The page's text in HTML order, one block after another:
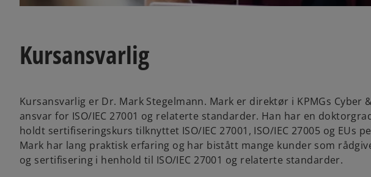
Kursansvarlig
Kursansvarlig er Dr. Mark Stegelmann. Mark er direktør i KPMGs Cyber
ansvar for ISO/IEC 27001 og relaterte standarder. Han har en
holdt sertifiseringskurs tilknyttet ISO/IEC 27001, ISO/IEC 27005 og EUs
Mark har lang praktisk erfaring og har bistått mange kunder som
og sertifisering i henhold til ISO/IEC 27001 og relaterte standarder.